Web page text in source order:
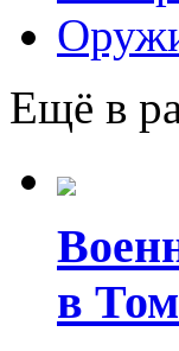
Ещё в
в